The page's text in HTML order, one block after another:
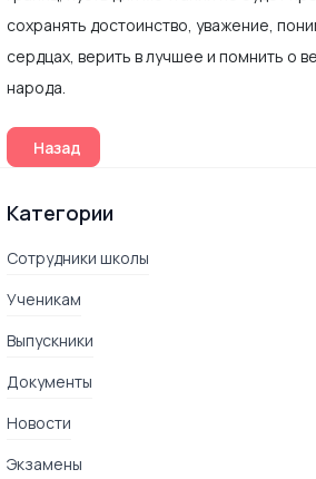
сохранять достоинство, уважение,
сердцах, верить в лучшее и помнить о
народа.
Предыдущий: Родительское
Назад
Категории
Сотрудники школы
Ученикам
Выпускники
Документы
Новости
Экзамены